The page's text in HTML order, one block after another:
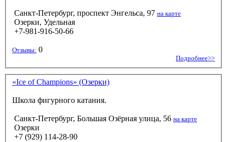
Санкт-Петербург, проспект Энгельса, 97 на карте
Озерки, Удельная
+7-981-916-50-66
Отзывы: 0
Подробнее>>
«Ice of Champions» (Озерки)
Школа фигурного катания.
Санкт-Петербург, Большая Озёрная улица, 56 на карте
Озерки
+7 (929) 114-28-90